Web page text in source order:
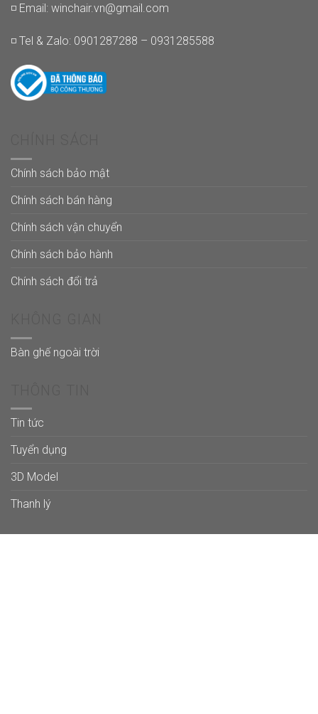
◽ Email: winchair.vn@gmail.com
◽ Tel & Zalo: 0901287288 – 0931285588
Chính sách bảo mật
Chính sách bán hàng
Chính sách vận chuyển
Chính sách bảo hành
Chính sách đổi trả
Bàn ghế ngoài trời
Tin tức
Tuyển dụng
3D Model
Thanh lý